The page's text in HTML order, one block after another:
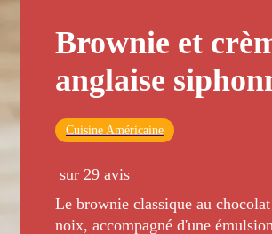
Brownie et
anglaise
Cuisine Américaine
sur 29 avis
Le brownie classique au
noix, accompagné d'une